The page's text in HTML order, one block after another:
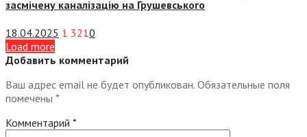
засмічену каналізацію на Грушевського
18.04.2025 1 3210
Load more
Добавить комментарий
Ваш адрес email не будет опубликован. Обязательные поля
помечены *
Комментарий *